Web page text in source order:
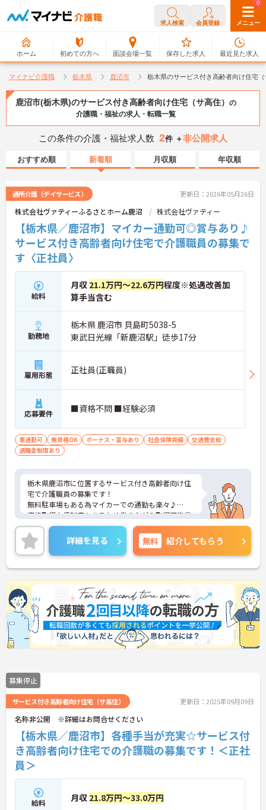
求人検索 会員登録 メニュー
ホーム 初めての方へ 面談会場一覧
0
保存した求人
0
最近見た求人
マイナビ介護職 栃木県 鹿沼市 栃木県のサービス付き高齢者向け住宅
鹿沼市(栃木県)のサービス付き高齢者向け住宅（サ高住） の
介護職・福祉の求人・転職一覧
この条件の介護・福祉求人数 2件 ＋非公開求人
おすすめ順 新着順 月収順 年収順
通所介護（デイサービス） 更新日：2026年05月26日
株式会社ヴァティーふるさとホーム鹿沼 株式会社ヴァティー
【栃木県／鹿沼市】マイカー通勤可◎賞与あり♪
サービス付き高齢者向け住宅で介護職員の募集で
す〈正社員〉
給料
月収 21.1万円～22.6万円程度※処遇改善加
算手当含む
勤務地
栃木県 鹿沼市 貝島町5038-5
東武日光線「新鹿沼駅」徒歩17分
雇用形態 正社員(正職員)
応募要件 ■資格不問 ■経験必須
車通勤可 無資格OK ボーナス・賞与あり 社会保険完備
交通費支給
退職金制度あり
栃木県鹿沼市に位置するサービス付き高齢者向け住
宅で介護職員の募集です！
無料駐車場もある為マイカーでの通勤も楽々♪
資格取得支援制度もあるため働きながら取得可能◎
丁寧な研修とフォロー体制で、ご自身のスキルアッ
プもできます！また昇給や賞与制度があり、頑張り
が評価されてしっかりと還元されます。しっかりと
したフォロー体制で、経験に関わらず安心してスタ
ートできます。
こちらの求人にご興味がございましたら面接のポイ
ントもお伝えしますので是非ご応募お待ちしており
ます。
詳細を見る 無料 紹介してもらう
募集停止
サービス付き高齢者向け住宅（サ高住） 更新日：2025年09月09日
名称非公開 ※詳細はお問合せください
【栃木県／鹿沼市】各種手当が充実☆サービス付
き高齢者向け住宅での介護職の募集です！＜正社
員＞
給料 月収 21.8万円～33.0万円